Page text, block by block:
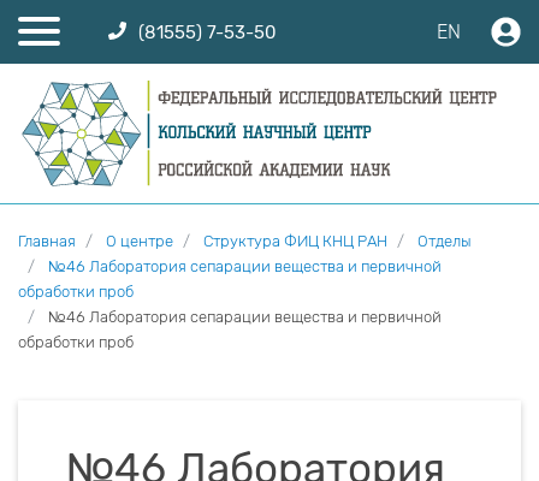
(81555) 7-53-50 EN
Главная О центре Структура ФИЦ КНЦ РАН
Отделы
№46 Лаборатория сепарации вещества и первичной
обработки проб
№46 Лаборатория сепарации вещества и первичной
обработки проб
№46 Лаборатория